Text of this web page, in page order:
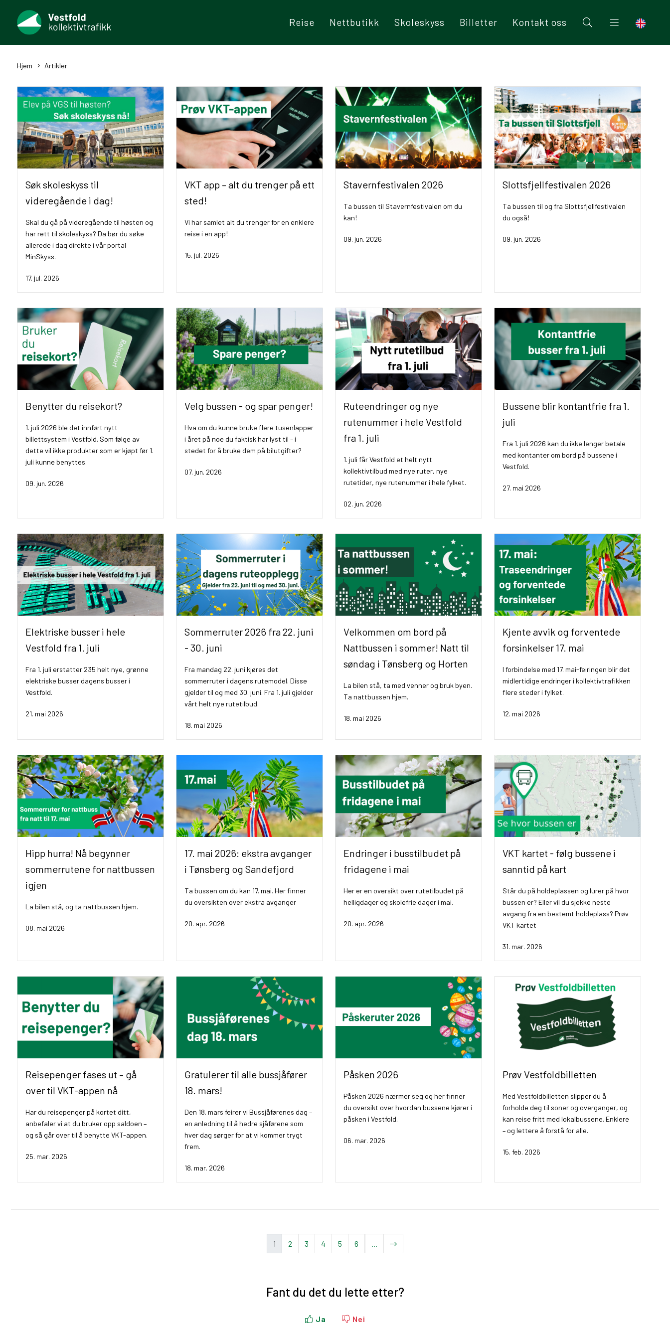
Reise Nettbutikk Skoleskyss Billetter Kontakt oss
Hjem Artikler
Søk skoleskyss til
videregående i dag!
Skal du gå på videregående til høsten og
har rett til skoleskyss? Da bør du søke
allerede i dag direkte i vår portal
MinSkyss.
17. jul. 2026
VKT app – alt du trenger på ett
sted!
Vi har samlet alt du trenger for en enklere
reise i en app!
15. jul. 2026
Stavernfestivalen 2026
Ta bussen til Stavernfestivalen om du
kan!
09. jun. 2026
Slottsfjellfestivalen 2026
Ta bussen til og fra Slottsfjellfestivalen
du også!
09. jun. 2026
Benytter du reisekort?
1. juli 2026 ble det innført nytt
billettsystem i Vestfold. Som følge av
dette vil ikke produkter som er kjøpt før 1.
juli kunne benyttes.
09. jun. 2026
Velg bussen - og spar penger!
Hva om du kunne bruke flere tusenlapper
i året på noe du faktisk har lyst til – i
stedet for å bruke dem på bilutgifter?
07. jun. 2026
Ruteendringer og nye
rutenummer i hele Vestfold
fra 1. juli
1. juli får Vestfold et helt nytt
kollektivtilbud med nye ruter, nye
rutetider, nye rutenummer i hele fylket.
02. jun. 2026
Bussene blir kontantfrie fra 1.
juli
Fra 1. juli 2026 kan du ikke lenger betale
med kontanter om bord på bussene i
Vestfold.
27. mai 2026
Elektriske busser i hele
Vestfold fra 1. juli
Fra 1. juli erstatter 235 helt nye, grønne
elektriske busser dagens busser i
Vestfold.
21. mai 2026
Sommerruter 2026 fra 22. juni
- 30. juni
Fra mandag 22. juni kjøres det
sommerruter i dagens rutemodel. Disse
gjelder til og med 30. juni. Fra 1. juli gjelder
vårt helt nye rutetilbud.
18. mai 2026
Velkommen om bord på
Nattbussen i sommer! Natt til
søndag i Tønsberg og Horten
La bilen stå, ta med venner og bruk byen.
Ta nattbussen hjem.
18. mai 2026
Kjente avvik og forventede
forsinkelser 17. mai
I forbindelse med 17. mai-feiringen blir det
midlertidige endringer i kollektivtrafikken
flere steder i fylket.
12. mai 2026
Hipp hurra! Nå begynner
sommerrutene for nattbussen
igjen
La bilen stå, og ta nattbussen hjem.
08. mai 2026
17. mai 2026: ekstra avganger
i Tønsberg og Sandefjord
Ta bussen om du kan 17. mai. Her finner
du oversikten over ekstra avganger
20. apr. 2026
Endringer i busstilbudet på
fridagene i mai
Her er en oversikt over rutetilbudet på
helligdager og skolefrie dager i mai.
20. apr. 2026
VKT kartet - følg bussene i
sanntid på kart
Står du på holdeplassen og lurer på hvor
bussen er? Eller vil du sjekke neste
avgang fra en bestemt holdeplass? Prøv
VKT kartet
31. mar. 2026
Reisepenger fases ut – gå
over til VKT-appen nå
Har du reisepenger på kortet ditt,
anbefaler vi at du bruker opp saldoen –
og så går over til å benytte VKT-appen.
25. mar. 2026
Gratulerer til alle bussjåfører
18. mars!
Den 18. mars feirer vi Bussjåførenes dag –
en anledning til å hedre sjåførene som
hver dag sørger for at vi kommer trygt
frem.
18. mar. 2026
Påsken 2026
Påsken 2026 nærmer seg og her finner
du oversikt over hvordan bussene kjører i
påsken i Vestfold.
06. mar. 2026
Prøv Vestfoldbilletten
Med Vestfoldbilletten slipper du å
forholde deg til soner og overganger, og
kan reise fritt med lokalbussene. Enklere
– og lettere å forstå for alle.
15. feb. 2026
1
c
r
2 3 4 5 6 ...
Fant du det du lette etter?
Ja Nei